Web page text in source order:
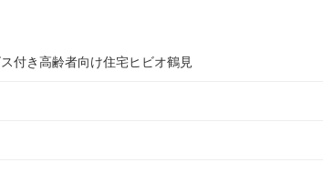
付き高齢者向け住宅ヒビオ鶴見